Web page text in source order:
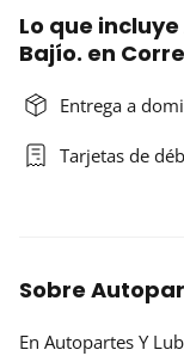
Lo que
Bajío. en
Entrega a
Tarjetas de
Sobre
En Autopartes Y